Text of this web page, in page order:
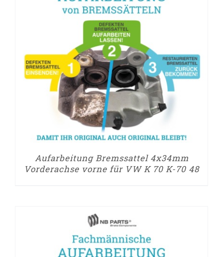
Aufarbeitung Bremssattel 4x34mm
Vorderachse vorne für VW K 70 K-70 48